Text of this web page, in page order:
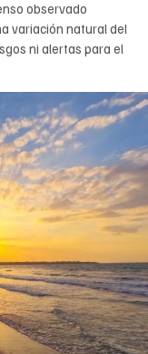
observado
variación natural del
ni alertas para el